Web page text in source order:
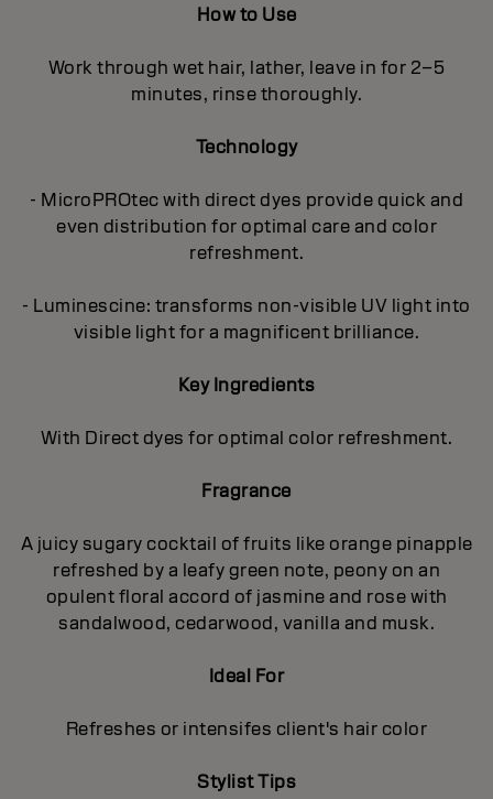
How to Use
Work through wet hair, lather, leave in for 2–5
minutes, rinse thoroughly.
Technology
- MicroPROtec with direct dyes provide quick and
even distribution for optimal care and color
refreshment.
- Luminescine: transforms non-visible UV light into
visible light for a magnificent brilliance.
Key Ingredients
With Direct dyes for optimal color refreshment.
Fragrance
A juicy sugary cocktail of fruits like orange pinapple
refreshed by a leafy green note, peony on an
opulent floral accord of jasmine and rose with
sandalwood, cedarwood, vanilla and musk.
Ideal For
Refreshes or intensifes client's hair color
Stylist Tips